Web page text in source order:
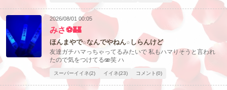
2026/08/01 00:05
みさ⚽🏰
ほんまやで☆なんでやねん☆しらんけど
友達ガチハマっちゃってるみたいで 私もハマりそうと言われ
たので気をつけてる🫨笑 ハ
スーパーイイネ(2) イイネ(23) コメント(0)